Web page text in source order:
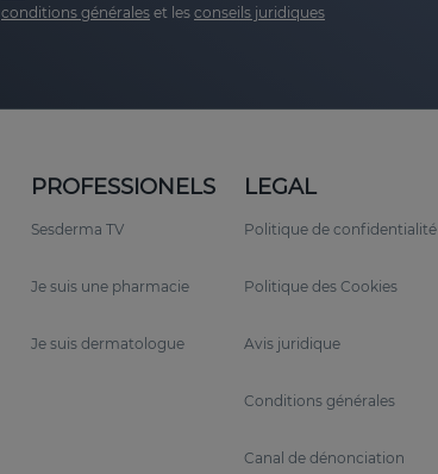
conditions générales et les conseils juridiques
PROFESSIONELS
Sesderma TV
Je suis une pharmacie
Je suis dermatologue
LEGAL
Politique de confidentialité
Politique des Cookies
Avis juridique
Conditions générales
Canal de dénonciation